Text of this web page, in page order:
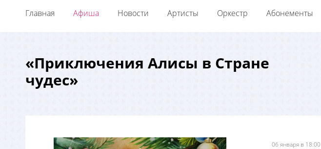
Главная Афиша Новости Артисты Оркестр Абонементы
«Приключения Алисы в Стране
чудес»
06 января в 18:00